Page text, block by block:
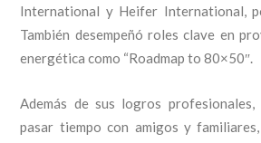
International y Heifer International,
También desempeñó roles clave en
energética como “Roadmap to 80×50″.
Además de sus logros
pasar tiempo con amigos y